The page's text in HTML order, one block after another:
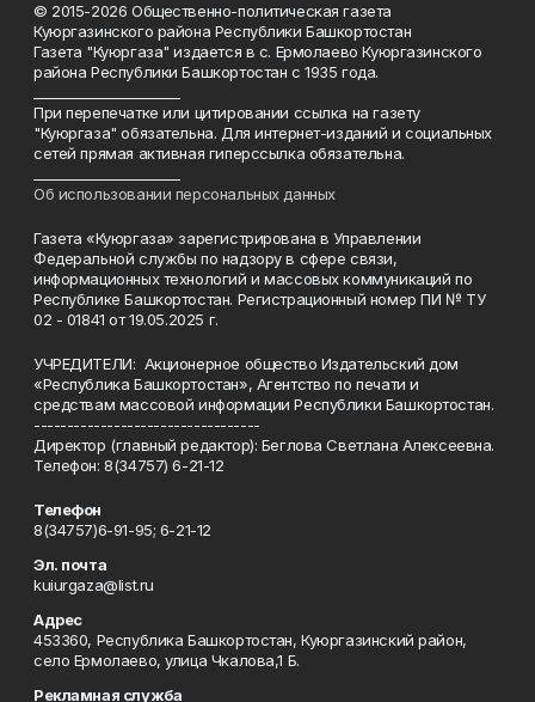
© 2015-2026 Общественно-политическая газета
Куюргазинского района Республики Башкортостан
Газета "Куюргаза" издается в с. Ермолаево Куюргазинского
района Республики Башкортостан с 1935 года.
При перепечатке или цитировании ссылка на газету
"Куюргаза" обязательна. Для интернет-изданий и социальных
сетей прямая активная гиперссылка обязательна.
Об использовании персональных данных
Газета «Куюргаза» зарегистрирована в Управлении
Федеральной службы по надзору в сфере связи,
информационных технологий и массовых коммуникаций по
Республике Башкортостан. Регистрационный номер ПИ № ТУ
02 - 01841 от 19.05.2025 г.
УЧРЕДИТЕЛИ: Акционерное общество Издательский дом
«Республика Башкортостан», Агентство по печати и
средствам массовой информации Республики Башкортостан.
----------------------------------
Директор (главный редактор): Беглова Светлана Алексеевна.
Телефон: 8(34757) 6-21-12
Телефон
8(34757)6-91-95; 6-21-12
Эл. почта
kuiurgaza@list.ru
Адрес
453360, Республика Башкортостан, Куюргазинский район,
село Ермолаево, улица Чкалова,1 Б.
Рекламная служба